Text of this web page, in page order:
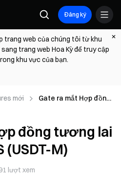
Đăng ký
trang web của chúng tôi từ khu
trang web Hoa Kỳ để truy cập
khu vực của bạn.
mới
Gate ra mắt Hợp đồng
đồng tương lai
(USDT-M)
lượt xem